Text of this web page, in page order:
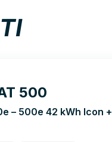
500
– 500e 42 kWh Icon +